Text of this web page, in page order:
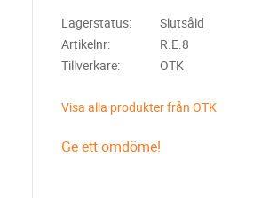
Lagerstatus
Slutsåld
Artikelnr
R.E.8
Tillverkare
OTK
Visa alla produkter från OTK
Ge ett omdöme!